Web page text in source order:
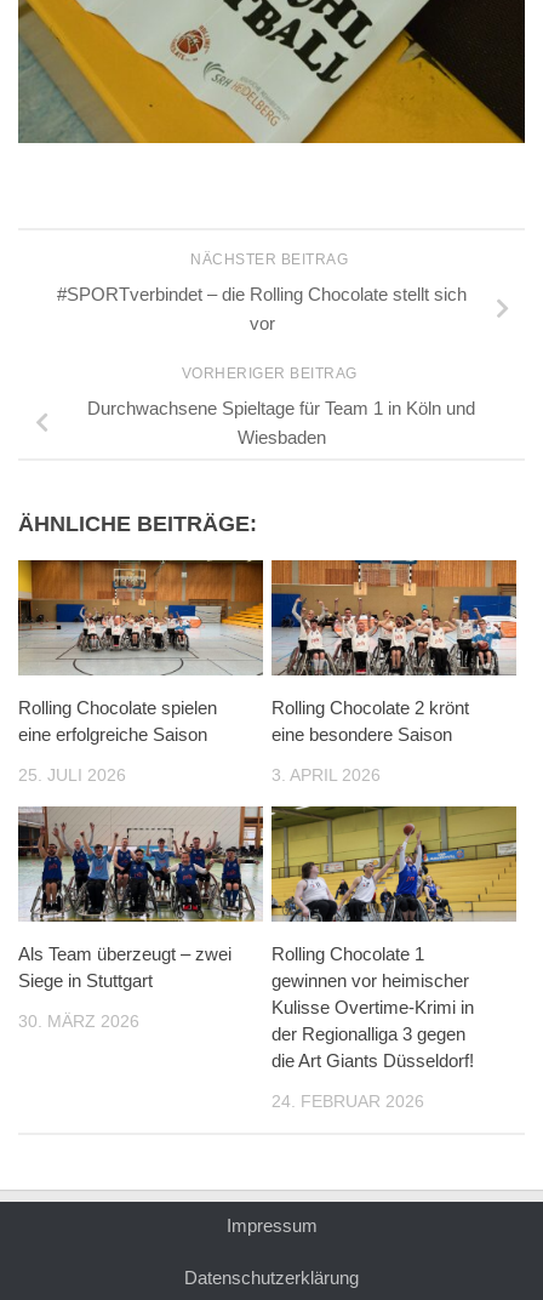
NÄCHSTER BEITRAG
#SPORTverbindet – die Rolling Chocolate stellt sich
vor
VORHERIGER BEITRAG
Durchwachsene Spieltage für Team 1 in Köln und
Wiesbaden
ÄHNLICHE BEITRÄGE:
Rolling Chocolate spielen
eine erfolgreiche Saison
25. JULI 2026
Rolling Chocolate 2 krönt
eine besondere Saison
3. APRIL 2026
Als Team überzeugt – zwei
Siege in Stuttgart
30. MÄRZ 2026
Rolling Chocolate 1
gewinnen vor heimischer
Kulisse Overtime-Krimi in
der Regionalliga 3 gegen
die Art Giants Düsseldorf!
24. FEBRUAR 2026
Impressum
Datenschutzerklärung